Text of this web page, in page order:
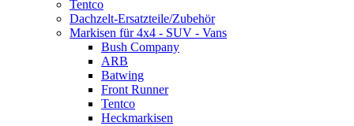
Tentco
Dachzelt-Ersatzteile/Zubehör
Markisen für 4x4 - SUV - Vans
Bush Company
ARB
Batwing
Front Runner
Tentco
Heckmarkisen